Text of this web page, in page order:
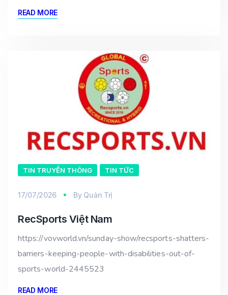
READ MORE
TIN TRUYỀN THÔNG TIN TỨC
17/07/2026 By Quản Trị
RecSports Việt Nam
https://vovworld.vn/sunday-show/recsports-shatters-
barriers-keeping-people-with-disabilities-out-of-
sports-world-2445523
READ MORE